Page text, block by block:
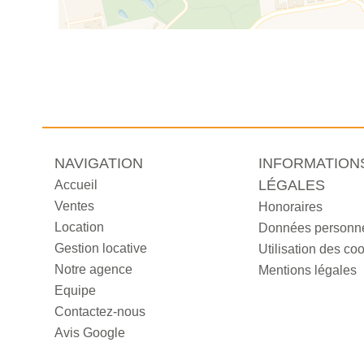
NAVIGATION
Accueil
Ventes
Location
Gestion locative
Notre agence
Equipe
Contactez-nous
Avis Google
LÉGALES
Honoraires
Données
Utilisation des
Mentions légales